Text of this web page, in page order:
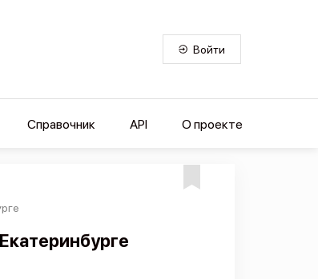
Войти
Справочник API О проекте